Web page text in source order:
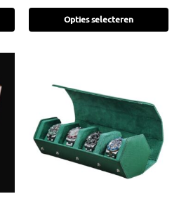
Opties selecteren